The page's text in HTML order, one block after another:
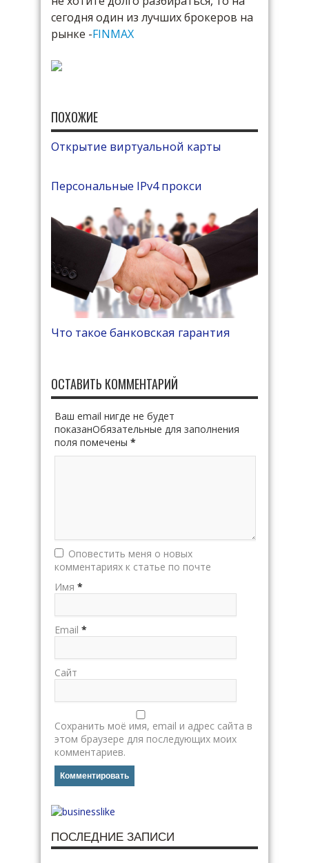
сегодня один из лучших брокеров на
рынке -FINMAX
ПОХОЖИЕ
Открытие виртуальной карты
Персональные IPv4 прокси
Что такое банковская гарантия
ОСТАВИТЬ КОММЕНТАРИЙ
Ваш email нигде не будет
показанОбязательные для заполнения
поля помечены *
Оповестить меня о новых
комментариях к статье по почте
Имя *
Email *
Сайт
Сохранить моё имя, email и адрес сайта в
этом браузере для последующих моих
комментариев.
ПОСЛЕДНИЕ ЗАПИСИ